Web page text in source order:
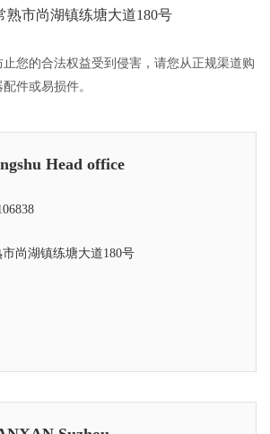
熟市尚湖镇练塘大道180号
您的合法权益受到侵害，请您从正规渠道购
件或易损件。
Head office
尚湖镇练塘大道180号